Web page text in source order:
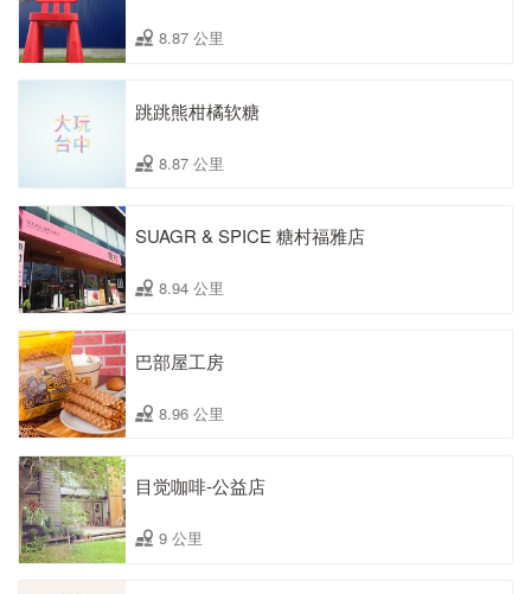
8.87 公里
跳跳熊柑橘软糖
8.87 公里
SUAGR & SPICE 糖村福雅店
8.94 公里
巴部屋工房
8.96 公里
目觉咖啡-公益店
9 公里